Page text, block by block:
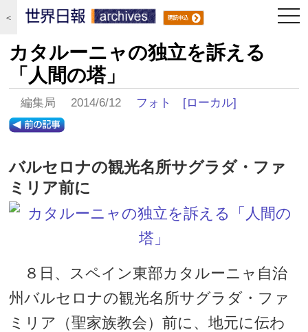
＜
カタルーニャの独立を訴える
「人間の塔」
編集局 2014/6/12 フォト [ローカル]
バルセロナの観光名所サグラダ・ファ
ミリア前に
８日、スペイン東部カタルーニャ自治
州バルセロナの観光名所サグラダ・ファ
ミリア（聖家族教会）前に、地元に伝わ